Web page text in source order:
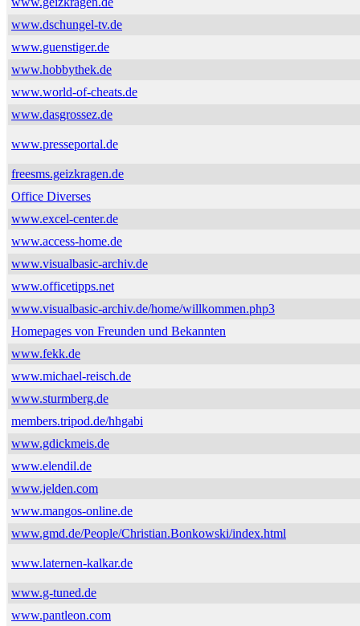
www.dschungel-tv.de
www.guenstiger.de
www.hobbythek.de
www.world-of-cheats.de
www.dasgrossez.de
www.presseportal.de
freesms.geizkragen.de
Office Diverses
www.excel-center.de
www.access-home.de
www.visualbasic-archiv.de
www.officetipps.net
www.visualbasic-archiv.de/home/willkommen.php3
Homepages von Freunden und Bekannten
www.fekk.de
www.michael-reisch.de
www.sturmberg.de
members.tripod.de/hhgabi
www.gdickmeis.de
www.elendil.de
www.jelden.com
www.mangos-online.de
www.gmd.de/People/Christian.Bonkowski/index.html
www.laternen-kalkar.de
www.g-tuned.de
www.pantleon.com